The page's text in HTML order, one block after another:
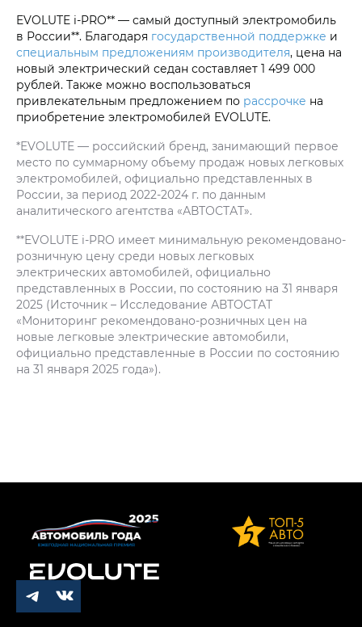
EVOLUTE i‑PRO** — самый доступный электромобиль
в России**. Благодаря государственной поддержке и
специальным предложениям производителя, цена на
новый электрический седан составляет 1 499 000
рублей. Также можно воспользоваться
привлекательным предложением по рассрочке на
приобретение электромобилей EVOLUTE.
*EVOLUTE — российский бренд, занимающий первое
место по суммарному объему продаж новых легковых
электромобилей, официально представленных в
России, за период 2022-2024 г. по данным
аналитического агентства «АВТОСТАТ».
**EVOLUTE i‑PRO имеет минимальную рекомендовано-
розничную цену среди новых легковых
электрических автомобилей, официально
представленных в России, по состоянию на 31 января
2025 (Источник – Исследование АВТОСТАТ
«Мониторинг рекомендовано-розничных цен на
новые легковые электрические автомобили,
официально представленные в России по состоянию
на 31 января 2025 года»).